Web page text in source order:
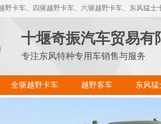
野卡车、四驱越野卡车、六驱越野卡车、东风猛士
十堰奇振汽车贸易有
专注东风特种专用车销售与服务
全驱越野卡车 越野客车 东风猛